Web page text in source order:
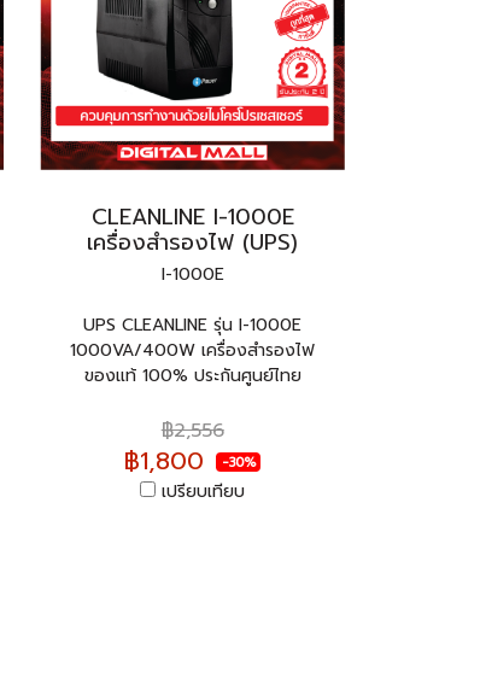
CLEANLINE I-1000E
เครื่องสำรองไฟ (UPS)
I-1000E
UPS CLEANLINE รุ่น I-1000E
1000VA/400W เครื่องสำรองไฟ
ของแท้ 100% ประกันศูนย์ไทย
฿2,556
฿1,800 -30%
เปรียบเทียบ